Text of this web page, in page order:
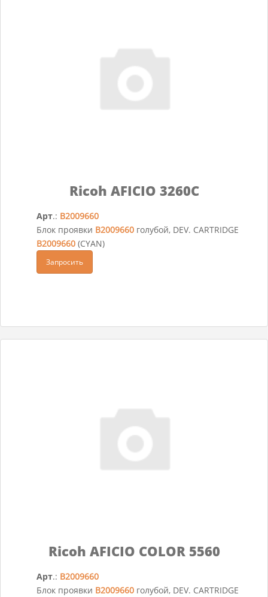
Ricoh AFICIO 3260C
Арт.: B2009660
Блок проявки B2009660 голубой, DEV. CARTRIDGE
B2009660 (CYAN)
Запросить
Ricoh AFICIO COLOR 5560
Арт.: B2009660
Блок проявки B2009660 голубой, DEV. CARTRIDGE